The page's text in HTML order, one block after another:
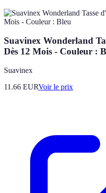
Suavinex Wonderland
Dès 12 Mois - Couleur :
Suavinex
11.66 EURVoir le prix